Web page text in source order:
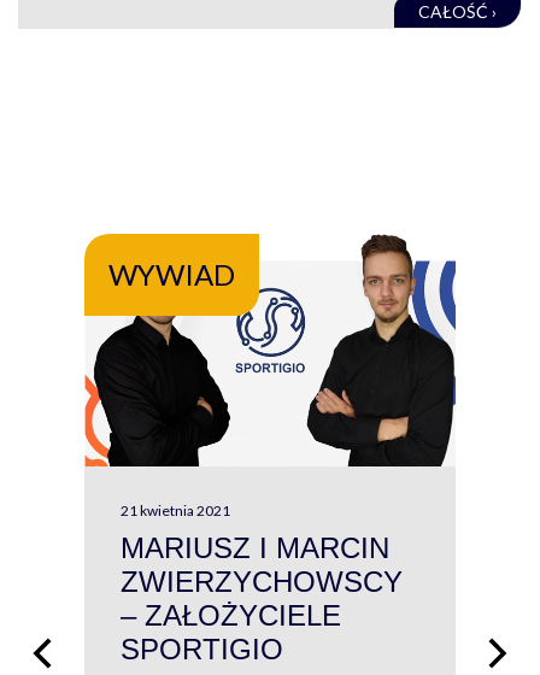
CAŁOŚĆ ›
WYWIAD
21 kwietnia 2021
MARIUSZ I MARCIN
ZWIERZYCHOWSCY
– ZAŁOŻYCIELE
SPORTIGIO